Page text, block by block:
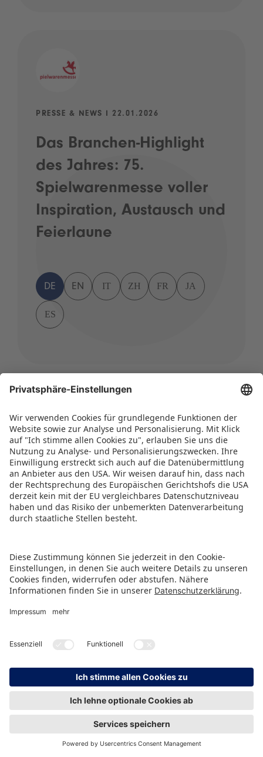
PRESSE & NEWS I 22.01.2026
Das Branchen-Highlight
des Jahres: 75.
Spielwarenmesse voller
Inspiration, Austausch und
Feierlaune
DE EN IT ZH FR JA
ES
PRESSE & NEWS I 12.01.2026
Trends und Themen im
Blick: Medien-Highlights